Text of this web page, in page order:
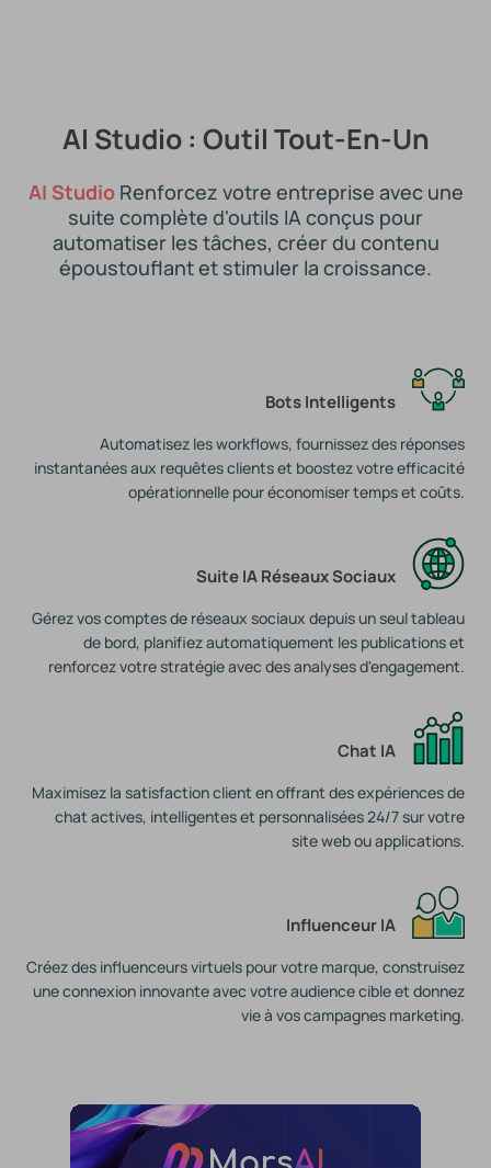
AI Studio : Outil Tout-En-Un
AI Studio Renforcez votre entreprise avec une
suite complète d'outils IA conçus pour
automatiser les tâches, créer du contenu
époustouflant et stimuler la croissance.
Bots Intelligents
Automatisez les workflows, fournissez des réponses
instantanées aux requêtes clients et boostez votre efficacité
opérationnelle pour économiser temps et coûts.
Suite IA Réseaux Sociaux
Gérez vos comptes de réseaux sociaux depuis un seul tableau
de bord, planifiez automatiquement les publications et
renforcez votre stratégie avec des analyses d'engagement.
Chat IA
Maximisez la satisfaction client en offrant des expériences de
chat actives, intelligentes et personnalisées 24/7 sur votre
site web ou applications.
Influenceur IA
Créez des influenceurs virtuels pour votre marque, construisez
une connexion innovante avec votre audience cible et donnez
vie à vos campagnes marketing.